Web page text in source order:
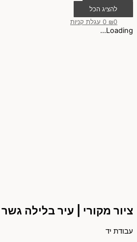
להציג הכל
₪0
0 עגלת קניות
Loading...
ציור מקורי | עיר בלילה גשר
עבודת יד